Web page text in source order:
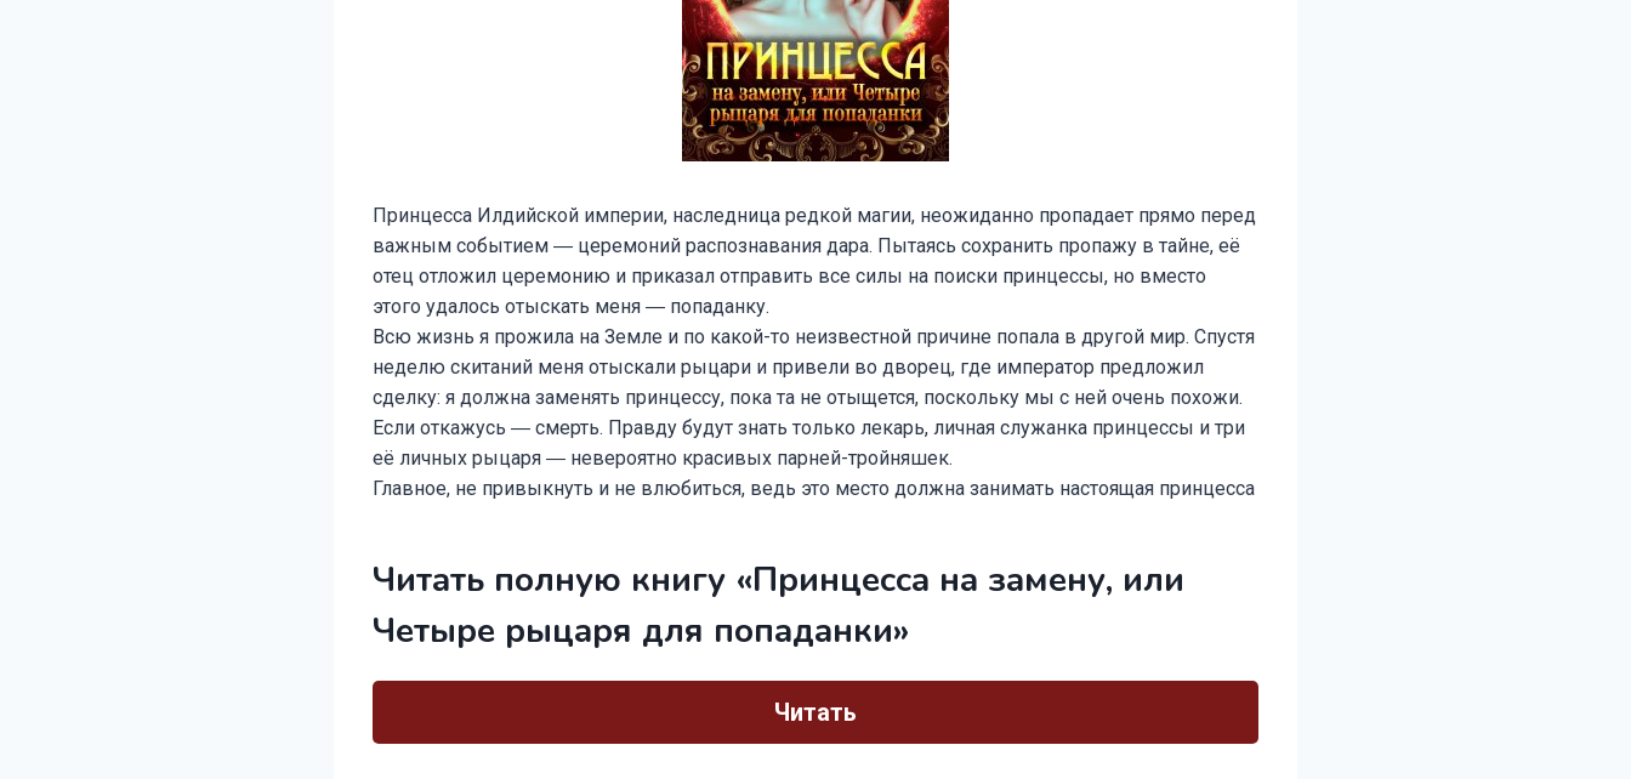
Принцесса Илдийской империи, наследница редкой магии, неожиданно пропадает прямо перед
важным событием ― церемоний распознавания дара. Пытаясь сохранить пропажу в тайне, её
отец отложил церемонию и приказал отправить все силы на поиски принцессы, но вместо
этого удалось отыскать меня ― попаданку.
Всю жизнь я прожила на Земле и по какой-то неизвестной причине попала в другой мир. Спустя
неделю скитаний меня отыскали рыцари и привели во дворец, где император предложил
сделку: я должна заменять принцессу, пока та не отыщется, поскольку мы с ней очень похожи.
Если откажусь ― смерть. Правду будут знать только лекарь, личная служанка принцессы и три
её личных рыцаря ― невероятно красивых парней-тройняшек.
Главное, не привыкнуть и не влюбиться, ведь это место должна занимать настоящая принцесса
Читать полную книгу «Принцесса на замену, или
Четыре рыцаря для попаданки»
Читать